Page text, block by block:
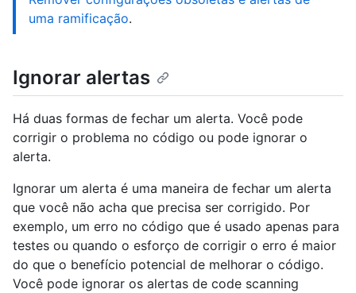
uma ramificação.
Ignorar alertas
Há duas formas de fechar um alerta. Você pode
corrigir o problema no código ou pode ignorar o
alerta.
Ignorar um alerta é uma maneira de fechar um alerta
que você não acha que precisa ser corrigido. Por
exemplo, um erro no código que é usado apenas para
testes ou quando o esforço de corrigir o erro é maior
do que o benefício potencial de melhorar o código.
Você pode ignorar os alertas de code scanning